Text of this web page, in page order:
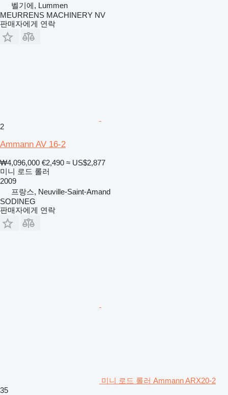
벨기에, Lummen
MEURRENS MACHINERY NV
판매자에게 연락
2
Ammann AV 16-2
₩4,096,000 €2,490 ≈ US$2,877
미니 로드 롤러
2009
프랑스, Neuville-Saint-Amand
SODINEG
판매자에게 연락
미니 로드 롤러 Ammann ARX20-2
35